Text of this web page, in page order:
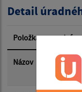
Dátum
Dátum zverejnenia
Detail
Položka
Názov
na